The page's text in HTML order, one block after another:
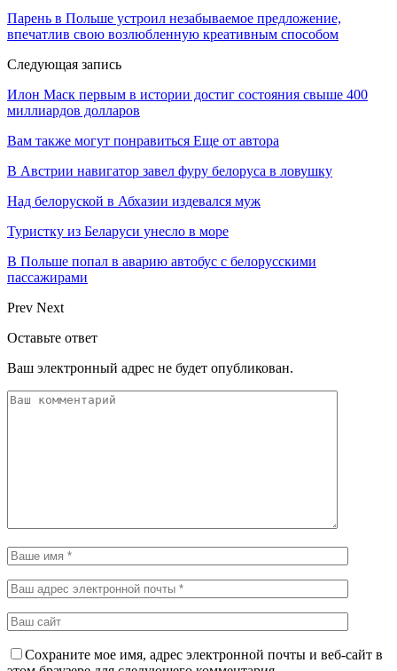
Парень в Польше устроил незабываемое предложение,
впечатлив свою возлюбленную креативным способом
Следующая запись
Илон Маск первым в истории достиг состояния свыше 400
миллиардов долларов
Вам также могут понравиться Еще от автора
В Австрии навигатор завел фуру белоруса в ловушку
Над белоруской в Абхазии издевался муж
Туристку из Беларуси унесло в море
В Польше попал в аварию автобус с белорусскими
пассажирами
Prev Next
Оставьте ответ
Ваш электронный адрес не будет опубликован.
Сохраните мое имя, адрес электронной почты и веб-сайт в